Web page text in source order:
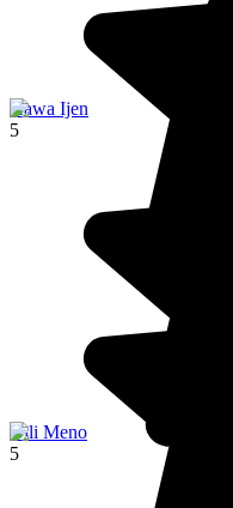
Kawa Ijen
5
Gili Meno
5